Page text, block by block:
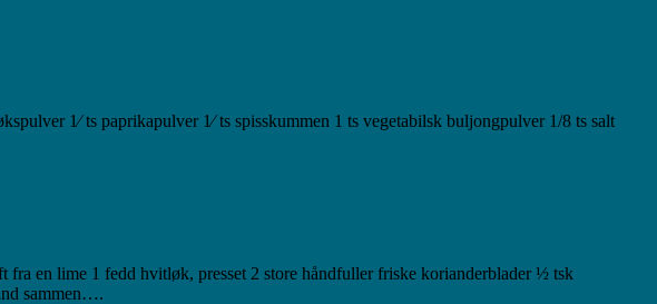
1⁄ ts paprikapulver 1⁄ ts spisskummen 1 ts vegetabilsk buljongpulver 1/8 ts salt
en lime 1 fedd hvitløk, presset 2 store håndfuller friske korianderblader ½ tsk
sammen….